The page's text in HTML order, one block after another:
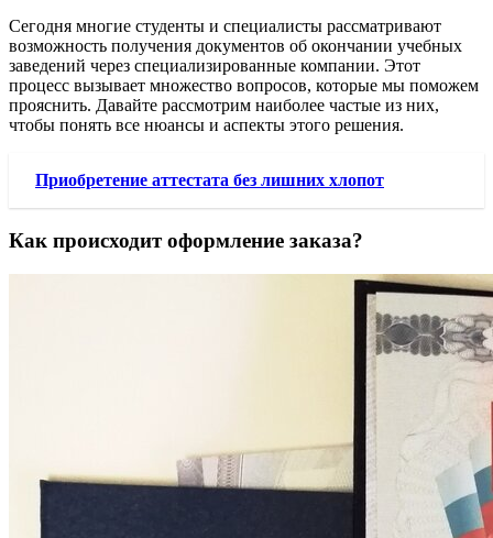
Сегодня многие студенты и специалисты рассматривают
возможность получения документов об окончании учебных
заведений через специализированные компании. Этот
процесс вызывает множество вопросов, которые мы поможем
прояснить. Давайте рассмотрим наиболее частые из них,
чтобы понять все нюансы и аспекты этого решения.
Приобретение аттестата без лишних хлопот
Как происходит оформление заказа?